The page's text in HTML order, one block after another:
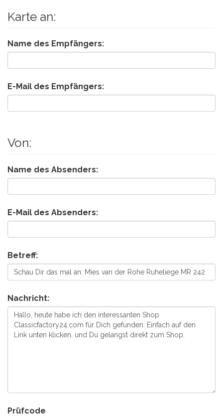
Karte an:
Name des Empfängers:
E-Mail des Empfängers:
Von:
Name des Absenders:
E-Mail des Absenders:
Betreff:
Nachricht:
Prüfcode